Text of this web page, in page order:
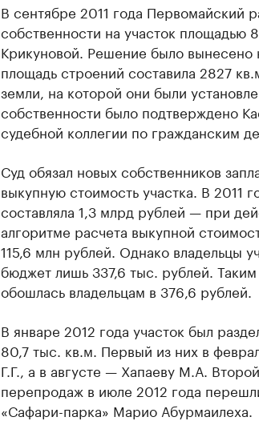
В сентябре 2011 года Первомайский
собственности на участок площадью
Крикуновой. Решение было вынесено
площадь строений составила 2827
земли, на которой они были
собственности было подтверждено
судебной коллегии по гражданским
Суд обязал новых собственников
выкупную стоимость участка. В 2011
составляла 1,3 млрд рублей — при
алгоритме расчета выкупной
115,6 млн рублей. Однако владельцы
бюджет лишь 337,6 тыс. рублей.
обошлась владельцам в 376,6 рублей.
В январе 2012 года участок был
80,7 тыс. кв.м. Первый из них в
Г.Г., а в августе — Хапаеву М.А.
перепродаж в июле 2012 года
«Сафари-парка» Марио Абурмаилеха.